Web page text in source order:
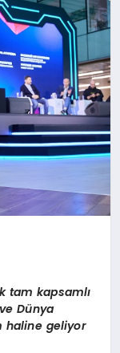
tam kapsamlı
Dünya
haline geliyor